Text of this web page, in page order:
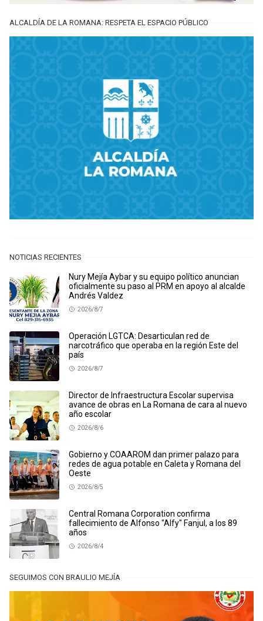
ALCALDÍA DE LA ROMANA: RESPETA EL ESPACIO PÚBLICO
NOTICIAS RECIENTES
Nury Mejía Aybar y su equipo político anuncian
oficialmente su paso al PRM en apoyo al alcalde
Andrés Valdez
2026/8/7
Operación LGTCA: Desarticulan red de
narcotráfico que operaba en la región Este del
país
2026/8/7
Director de Infraestructura Escolar supervisa
avance de obras en La Romana de cara al nuevo
año escolar
2026/8/6
Gobierno y COAAROM dan primer palazo para
redes de agua potable en Caleta y Romana del
Oeste
2026/8/5
Central Romana Corporation confirma
fallecimiento de Alfonso "Alfy" Fanjul, a los 89
años
2026/8/4
SEGUIMOS CON BRAULIO MEJÍA